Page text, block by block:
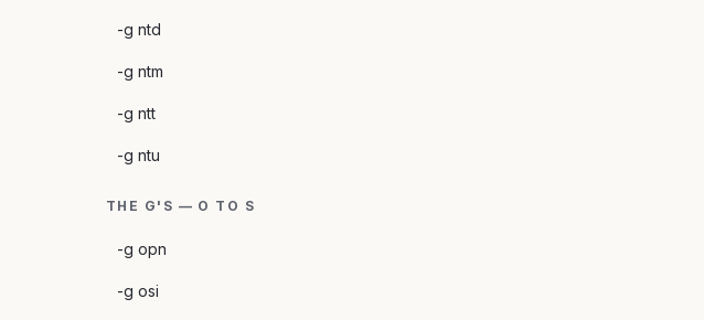
-g ntd
-g ntm
-g ntt
-g ntu
THE G'S — O TO S
-g opn
-g osi